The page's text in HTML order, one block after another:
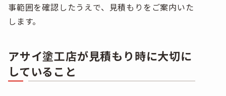
事範囲を確認したうえで、見積もりをご案内いた
します。
アサイ塗工店が見積もり時に大切に
していること